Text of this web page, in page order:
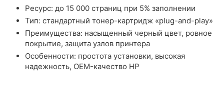
Ресурс: до 15 000 страниц при 5% заполнении
Тип: стандартный тонер-картридж «plug-and-play»
Преимущества: насыщенный черный цвет, ровное
покрытие, защита узлов принтера
Особенности: простота установки, высокая
надежность, OEM-качество HP